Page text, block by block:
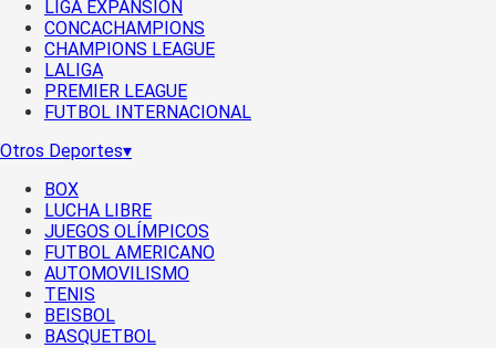
LIGA EXPANSIÓN
CONCACHAMPIONS
CHAMPIONS LEAGUE
LALIGA
PREMIER LEAGUE
FUTBOL INTERNACIONAL
Otros Deportes▾
BOX
LUCHA LIBRE
JUEGOS OLÍMPICOS
FUTBOL AMERICANO
AUTOMOVILISMO
TENIS
BEISBOL
BASQUETBOL